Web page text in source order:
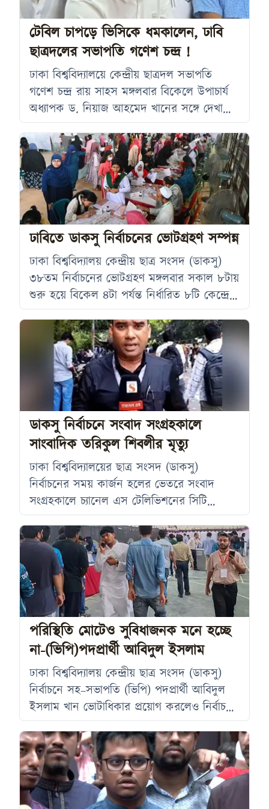
ভাবেননি। নির্বাচনের আগের রাতে খালেদ
মুহিউদ্দিন তাকে জিজ্ঞেস করেছিলেন পাঁচ বছর পর
টেবিল চাপড়ে ভিসিকে ধমকালেন, ঢাবি
ছাত্রদলের সভাপতি গণেশ চন্দ্র !
ঢাকা বিশ্ববিদ্যালয়ে কেন্দ্রীয় ছাত্রদল সভাপতি
গণেশ চন্দ্র রায় সাহস মঙ্গলবার বিকেলে উপাচার্য
অধ্যাপক ড. নিয়াজ আহমেদ খানের সঙ্গে দেখা
করতে আসেন। এ সময় বিশ্ববিদ্যালয় প্রশাসনের
কর্মপদ্ধতি ও চলমান ডাকসু নির্বাচনের পরিস্থিতি
নিয়ে তিনি ক্ষুব্ধ ভঙ্গিতে কথা বলেন। উপস্থিত
বিএনপিপন্থি শিক্ষকদের সামনে টেবিল চাপড়ে
ভিসিকে ধমক দেন এবং নানা বিষয়ে সমালোচনা
করেন। ঘটনার সময় কেন্দ্রীয় ছাত্রদলের সভাপতি
রাকিবুল ইসলাম ও সাধারণ সম্পাদক
ঢাবিতে ডাকসু নির্বাচনের ভোটগ্রহণ সম্পন্ন
ঢাকা বিশ্ববিদ্যালয় কেন্দ্রীয় ছাত্র সংসদ (ডাকসু)
৩৮তম নির্বাচনের ভোটগ্রহণ মঙ্গলবার সকাল ৮টায়
শুরু হয়ে বিকেল ৪টা পর্যন্ত নির্ধারিত ৮টি কেন্দ্রে
সম্পন্ন হয়েছে। ভোটগ্রহণে বিশ্ববিদ্যালয়ের
শিক্ষার্থীরা ব্যাপক অংশগ্রহণ দেখিয়েছেন। এই
নির্বাচনে ডাকসুর ২৮টি পদে প্রতিদ্বন্দ্বিতা করছেন
৪৭১ জন প্রার্থী। এছাড়া ১৮টি হলে ২৩৪টি পদের
বিপরীতে প্রতিদ্বন্দ্বিতা করছেন ১ হাজার ৩৫ জন
প্রার্থী। প্রতিদ্বন্দ্বীদের সংখ্যার দিক থেকে এবারের
ডাকসু নির্বাচন গত কয়েক বছরের
ডাকসু নির্বাচনে সংবাদ সংগ্রহকালে
সাংবাদিক তরিকুল শিবলীর মৃত্যু
ঢাকা বিশ্ববিদ্যালয়ের ছাত্র সংসদ (ডাকসু)
নির্বাচনের সময় কার্জন হলের ভেতরে সংবাদ
সংগ্রহকালে চ্যানেল এস টেলিভিশনের সিটি
রিপোর্টার তরিকুল শিবলী (৪০) অচেতন হয়ে
পড়েন এবং পরবর্তীতে তার মৃত্যু হয়। মঙ্গলবার
দুপুর দেড়টার দিকে তিনি হঠাৎ অসুস্থ হয়ে পড়লে
সহকর্মীরা তাকে উদ্ধার করে ঢাকা মেডিকেল
কলেজ (ঢামেক) হাসপাতালের জরুরি বিভাগে
নিয়ে যান। কর্তব্যরত চিকিৎসক তাকে মৃত ঘোষণা
করেন। সহকর্মীরা জানান, তরিকুল শিবলী লাইভে
পরিস্থিতি মোটেও সুবিধাজনক মনে হচ্ছে
না-(ভিপি)পদপ্রার্থী আবিদুল ইসলাম
ঢাকা বিশ্ববিদ্যালয় কেন্দ্রীয় ছাত্র সংসদ (ডাকসু)
নির্বাচনে সহ–সভাপতি (ভিপি) পদপ্রার্থী আবিদুল
ইসলাম খান ভোটাধিকার প্রয়োগ করলেও নির্বাচন
পরিস্থিতি নিয়ে উদ্বেগ প্রকাশ করেছেন। তিনি
বলেন, ভোটাধিকার প্রয়োগ করেছি মাত্রই, কিন্তু
পরিস্থিতি মোটেও সুবিধাজনক মনে হচ্ছে না।
মঙ্গলবার দুপুরে ভোটদান শেষে সাংবাদিকদের সঙ্গে
আলাপকালে আবিদুল ইসলাম অভিযোগ করেন,